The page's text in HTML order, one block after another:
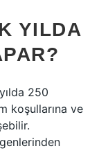
YILDA
250
koşullarına ve